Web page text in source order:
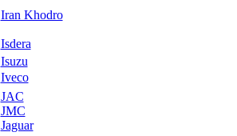
Iran Khodro
Isdera
Isuzu
Iveco
JAC
JMC
Jaguar